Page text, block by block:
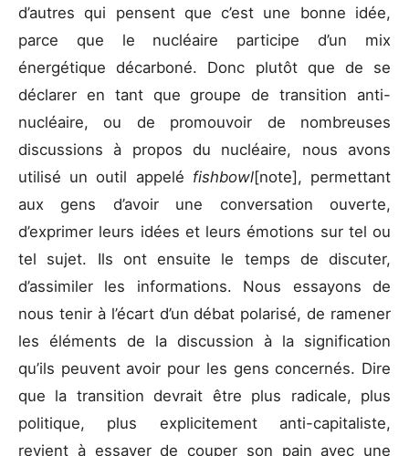
d’autres qui pensent que c’est une bonne idée,
parce que le nucléaire participe d’un mix
énergétique décarboné. Donc plutôt que de se
déclarer en tant que groupe de transition anti-
nucléaire, ou de promouvoir de nombreuses
discussions à propos du nucléaire, nous avons
utilisé un outil appelé fishbowl[note], permettant
aux gens d’avoir une conversation ouverte,
d’exprimer leurs idées et leurs émotions sur tel ou
tel sujet. Ils ont ensuite le temps de discuter,
d’assimiler les informations. Nous essayons de
nous tenir à l’écart d’un débat polarisé, de ramener
les éléments de la discussion à la signification
qu’ils peuvent avoir pour les gens concernés. Dire
que la transition devrait être plus radicale, plus
politique, plus explicitement anti-capitaliste,
revient à essayer de couper son pain avec une